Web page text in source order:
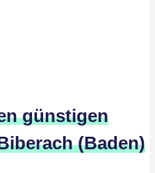
günstigen
(Baden)